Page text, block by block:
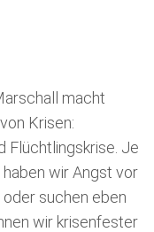
macht
Krisen:
Flüchtlingskrise. Je
wir Angst vor
suchen eben
wir krisenfester